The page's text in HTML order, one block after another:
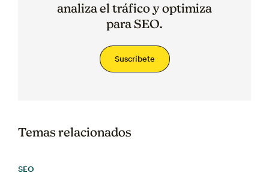
analiza el tráfico y optimiza
para SEO.
Suscríbete
Temas relacionados
SEO